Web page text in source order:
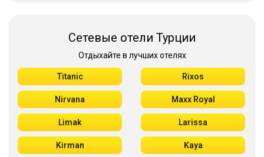
Сетевые отели Турции
Отдыхайте в лучших отелях
Titanic Rixos
Nirvana Maxx Royal
Limak Larissa
Kirman Kaya